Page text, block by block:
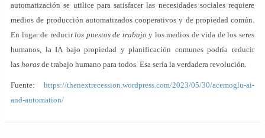
automatización se utilice para satisfacer las necesidades sociales requiere
medios de producción automatizados cooperativos y de propiedad común.
En lugar de reducirlos puestos de trabajoy los medios de vida de los seres
humanos, la IA bajo propiedad y planificación comunes podría reducir
las horas de trabajo humano para todos. Esa sería la verdadera revolución.
Fuente: https://thenextrecession.wordpress.com/2023/05/30/acemoglu-ai-
and-automation/